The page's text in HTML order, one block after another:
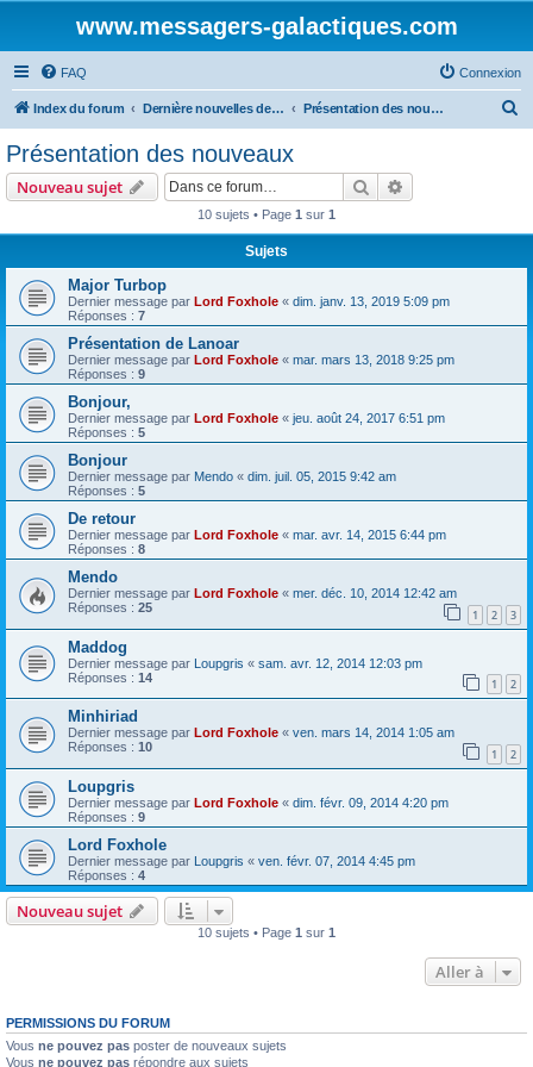
www.messagers-galactiques.com
FAQ Connexion
Index du forum Dernière nouvelles de MEGA IV Présentation des nouveaux
Présentation des nouveaux
Nouveau sujet Rechercher
10 sujets • Page 1 sur 1
Sujets
Major Turbop
Dernier message par Lord Foxhole « dim. janv. 13, 2019 5:09 pm
Réponses : 7
Présentation de Lanoar
Dernier message par Lord Foxhole « mar. mars 13, 2018 9:25 pm
Réponses : 9
Bonjour,
Dernier message par Lord Foxhole « jeu. août 24, 2017 6:51 pm
Réponses : 5
Bonjour
Dernier message par Mendo « dim. juil. 05, 2015 9:42 am
Réponses : 5
De retour
Dernier message par Lord Foxhole « mar. avr. 14, 2015 6:44 pm
Réponses : 8
Mendo
Dernier message par Lord Foxhole « mer. déc. 10, 2014 12:42 am
Réponses : 25 1 2 3
Maddog
Dernier message par Loupgris « sam. avr. 12, 2014 12:03 pm
Réponses : 14 1 2
Minhiriad
Dernier message par Lord Foxhole « ven. mars 14, 2014 1:05 am
Réponses : 10 1 2
Loupgris
Dernier message par Lord Foxhole « dim. févr. 09, 2014 4:20 pm
Réponses : 9
Lord Foxhole
Dernier message par Loupgris « ven. févr. 07, 2014 4:45 pm
Réponses : 4
Nouveau sujet
10 sujets • Page 1 sur 1
Aller à
PERMISSIONS DU FORUM
Vous ne pouvez pas poster de nouveaux sujets
Vous ne pouvez pas répondre aux sujets